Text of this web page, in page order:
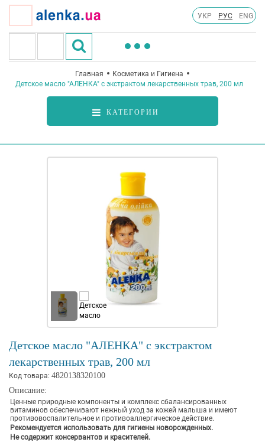
УКР РУС ENG
КАТЕГОРИИ
Главная
Косметика и Гигиена
Детское масло "АЛЕНКА" с экстрактом лекарственных трав, 200 мл
Детское масло "АЛЕНКА" с экстрактом
лекарственных трав, 200 мл
Код товара: 4820138320100
Описание:
Ценные природные компоненты и комплекс сбалансированных
витаминов обеспечивают нежный уход за кожей малыша и имеют
противовоспалительное и противоаллергическое действие.
Рекомендуется использовать для гигиены новорожденных.
Не содержит консервантов и красителей.